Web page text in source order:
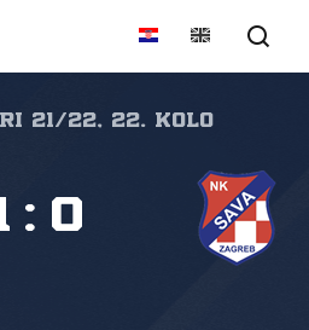
21/22, 22. kolo
: 0